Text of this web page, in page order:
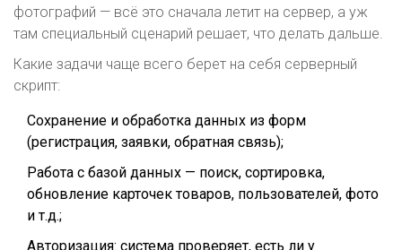
фотографий — всё это сначала летит на сервер, а уж
там специальный сценарий решает, что делать дальше.
Какие задачи чаще всего берет на себя серверный
скрипт:
Сохранение и обработка данных из форм
(регистрация, заявки, обратная связь);
Работа с базой данных — поиск, сортировка,
обновление карточек товаров, пользователей, фото
и т.д.;
Авторизация: система проверяет, есть ли у